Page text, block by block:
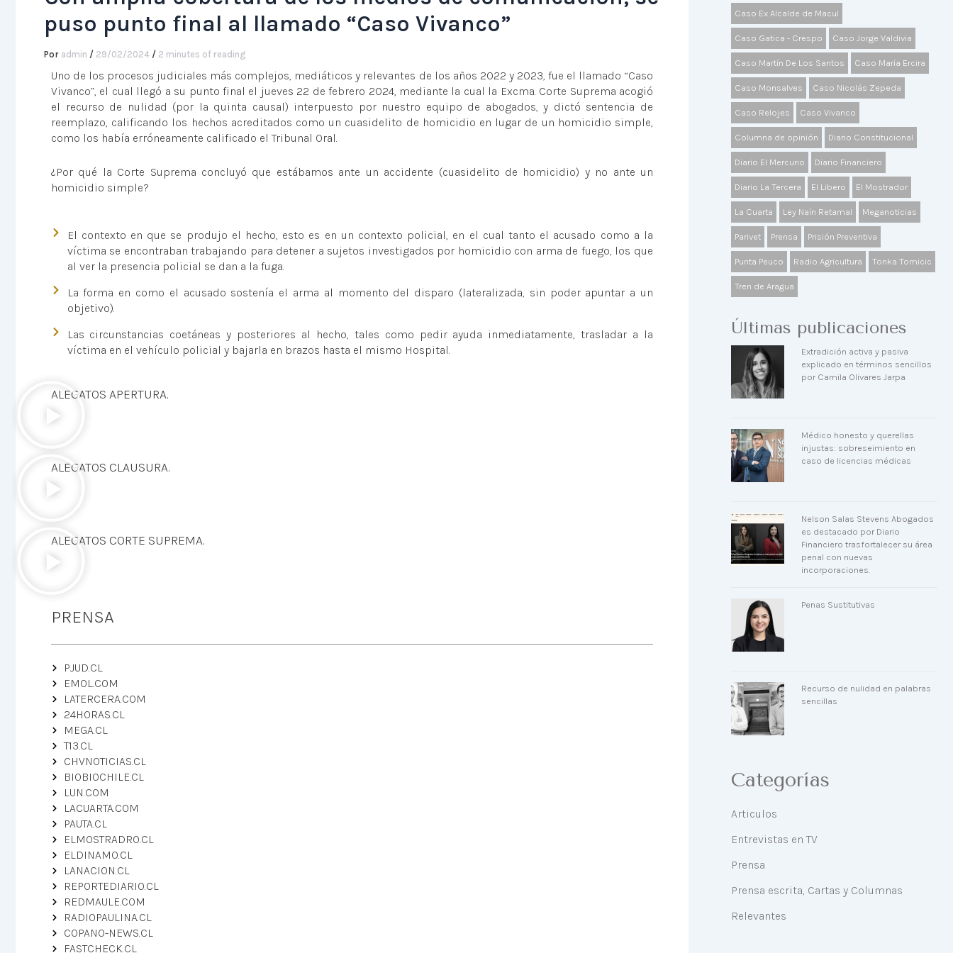
puso punto final al llamado “Caso Vivanco”
Por admin / 29/02/2024 / 2 minutes of reading
Uno de los procesos judiciales más complejos, mediáticos y relevantes de los años 2022 y 2023, fue el llamado “Caso
Vivanco”, el cual llegó a su punto final el jueves 22 de febrero 2024, mediante la cual la Excma. Corte Suprema acogió
el recurso de nulidad (por la quinta causal) interpuesto por nuestro equipo de abogados, y dictó sentencia de
reemplazo, calificando los hechos acreditados como un cuasidelito de homicidio en lugar de un homicidio simple,
como los había erróneamente calificado el Tribunal Oral.
¿Por qué la Corte Suprema concluyó que estábamos ante un accidente (cuasidelito de homicidio) y no ante un
homicidio simple?
El contexto en que se produjo el hecho, esto es en un contexto policial, en el cual tanto el acusado como a la
víctima se encontraban trabajando para detener a sujetos investigados por homicidio con arma de fuego, los que
al ver la presencia policial se dan a la fuga.
La forma en como el acusado sostenía el arma al momento del disparo (lateralizada, sin poder apuntar a un
objetivo).
Las circunstancias coetáneas y posteriores al hecho, tales como pedir ayuda inmediatamente, trasladar a la
víctima en el vehículo policial y bajarla en brazos hasta el mismo Hospital.
ALEGATOS APERTURA.
ALEGATOS CLAUSURA.
ALEGATOS CORTE SUPREMA.
PRENSA
PJUD.CL
EMOL.COM
LATERCERA.COM
24HORAS.CL
MEGA.CL
T13.CL
CHVNOTICIAS.CL
BIOBIOCHILE.CL
LUN.COM
LACUARTA.COM
PAUTA.CL
ELMOSTRADRO.CL
ELDINAMO.CL
LANACION.CL
REPORTEDIARIO.CL
REDMAULE.COM
RADIOPAULINA.CL
COPANO-NEWS.CL
FASTCHECK.CL
Caso Ex Alcalde de Macul
Caso Gatica - Crespo Caso Jorge Valdivia
Caso Martín De Los Santos Caso María Ercira
Caso Monsalves Caso Nicolás Zepeda
Caso Relojes Caso Vivanco
Columna de opinión Diario Constitucional
Diario El Mercurio Diario Financiero
Diario La Tercera El Libero El Mostrador
La Cuarta Ley Naín Retamal Meganoticias
Parivet Prensa Prisión Preventiva
Punta Peuco Radio Agricultura Tonka Tomicic
Tren de Aragua
Últimas publicaciones
Extradición activa y pasiva
explicado en términos sencillos
por Camila Olivares Jarpa
Médico honesto y querellas
injustas: sobreseimiento en
caso de licencias médicas
Nelson Salas Stevens Abogados
es destacado por Diario
Financiero trasfortalecer su área
penal con nuevas
incorporaciones.
Penas Sustitutivas
Recurso de nulidad en palabras
sencillas
Categorías
Articulos
Entrevistas en TV
Prensa
Prensa escrita, Cartas y Columnas
Relevantes